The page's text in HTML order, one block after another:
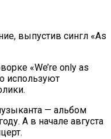
выпустив сингл «As
«We’re only as
используют
— альбом
А в начале августа